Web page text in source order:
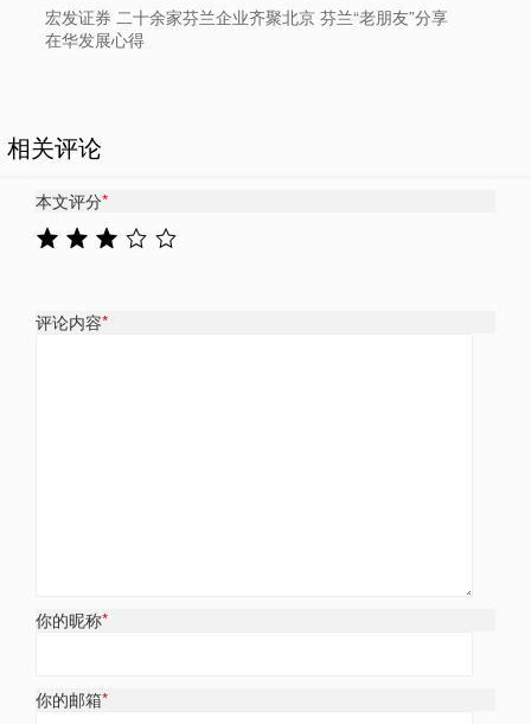
宏发证券 二十余家芬兰企业齐聚北京 芬兰“老朋友”分享
在华发展心得
相关评论
本文评分*
评论内容*
你的昵称*
你的邮箱*